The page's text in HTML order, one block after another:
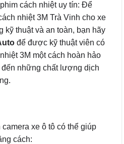
cách nhiệt uy tín: Để
nhiệt 3M Trà Vinh cho xe
kỹ thuật và an toàn, bạn hãy
để được kỹ thuật viên có
3M một cách hoàn hảo
những chất lượng dịch
xe ô tô có thể giúp
cách: